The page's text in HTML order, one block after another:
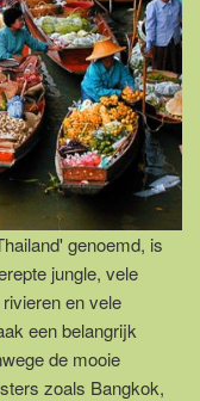
genoemd, is
jungle, vele
en vele
een belangrijk
de mooie
zoals Bangkok,